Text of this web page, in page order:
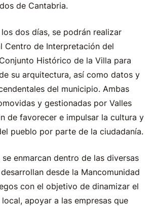
de Cantabria.
dos días, se podrán realizar
Centro de Interpretación del
Histórico de la Villa para
su arquitectura, así como datos y
del municipio. Ambas
y gestionadas por Valles
de favorecer e impulsar la cultura y
pueblo por parte de la ciudadanía.
enmarcan dentro de las diversas
desde la Mancomunidad
con el objetivo de dinamizar el
apoyar a las empresas que